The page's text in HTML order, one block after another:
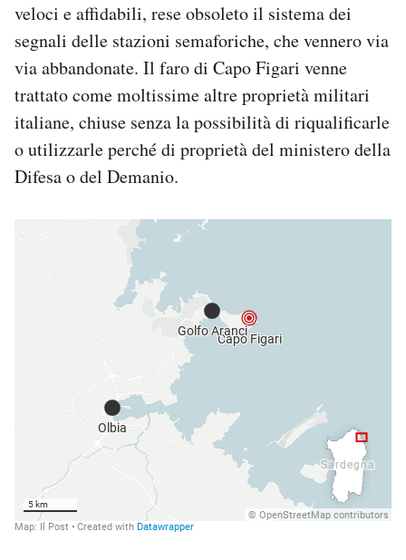
veloci e affidabili, rese obsoleto il sistema dei
segnali delle stazioni semaforiche, che vennero via
via abbandonate. Il faro di Capo Figari venne
trattato come moltissime altre proprietà militari
italiane, chiuse senza la possibilità di riqualificarle
o utilizzarle perché di proprietà del ministero della
Difesa o del Demanio.